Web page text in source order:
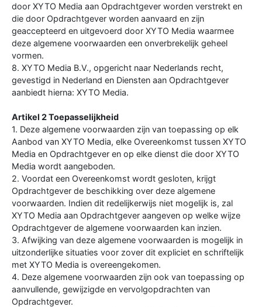
door XYTO Media aan Opdrachtgever worden verstrekt en
die door Opdrachtgever worden aanvaard en zijn
geaccepteerd en uitgevoerd door XYTO Media waarmee
deze algemene voorwaarden een onverbrekelijk geheel
vormen.
8. XYTO Media B.V., opgericht naar Nederlands recht,
gevestigd in Nederland en Diensten aan Opdrachtgever
aanbiedt hierna: XYTO Media.
Artikel 2 Toepasselijkheid
1. Deze algemene voorwaarden zijn van toepassing op elk
Aanbod van XYTO Media, elke Overeenkomst tussen XYTO
Media en Opdrachtgever en op elke dienst die door XYTO
Media wordt aangeboden.
2. Voordat een Overeenkomst wordt gesloten, krijgt
Opdrachtgever de beschikking over deze algemene
voorwaarden. Indien dit redelijkerwijs niet mogelijk is, zal
XYTO Media aan Opdrachtgever aangeven op welke wijze
Opdrachtgever de algemene voorwaarden kan inzien.
3. Afwijking van deze algemene voorwaarden is mogelijk in
uitzonderlijke situaties voor zover dit expliciet en schriftelijk
met XYTO Media is overeengekomen.
4. Deze algemene voorwaarden zijn ook van toepassing op
aanvullende, gewijzigde en vervolgopdrachten van
Opdrachtgever.